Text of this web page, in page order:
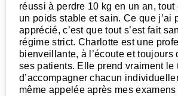
réussi à perdre 10 kg en un an, tout
un poids stable et sain. Ce que j’ai
apprécié, c’est que tout s’est fait
régime strict. Charlotte est une
bienveillante, à l’écoute et toujours
ses patients. Elle prend vraiment le
d’accompagner chacun
même appelée après mes